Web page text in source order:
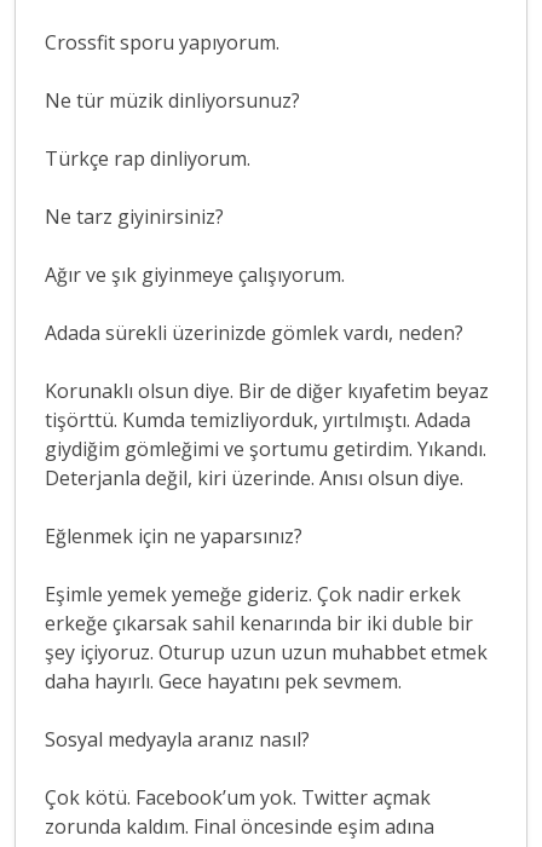
Crossfit sporu yapıyorum.
Ne tür müzik dinliyorsunuz?
Türkçe rap dinliyorum.
Ne tarz giyinirsiniz?
Ağır ve şık giyinmeye çalışıyorum.
Adada sürekli üzerinizde gömlek vardı, neden?
Korunaklı olsun diye. Bir de diğer kıyafetim beyaz
tişörttü. Kumda temizliyorduk, yırtılmıştı. Adada
giydiğim gömleğimi ve şortumu getirdim. Yıkandı.
Deterjanla değil, kiri üzerinde. Anısı olsun diye.
Eğlenmek için ne yaparsınız?
Eşimle yemek yemeğe gideriz. Çok nadir erkek
erkeğe çıkarsak sahil kenarında bir iki duble bir
şey içiyoruz. Oturup uzun uzun muhabbet etmek
daha hayırlı. Gece hayatını pek sevmem.
Sosyal medyayla aranız nasıl?
Çok kötü. Facebook’um yok. Twitter açmak
zorunda kaldım. Final öncesinde eşim adına